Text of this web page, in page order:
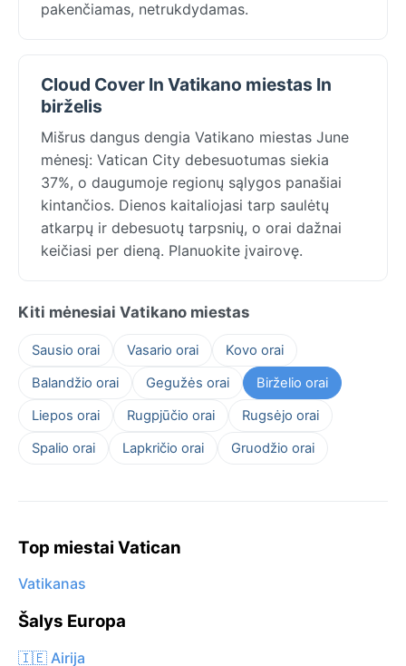
pakenčiamas, netrukdydamas.
Cloud Cover In Vatikano miestas In
birželis
Mišrus dangus dengia Vatikano miestas June
mėnesį: Vatican City debesuotumas siekia
37%, o daugumoje regionų sąlygos panašiai
kintančios. Dienos kaitaliojasi tarp saulėtų
atkarpų ir debesuotų tarpsnių, o orai dažnai
keičiasi per dieną. Planuokite įvairovę.
Kiti mėnesiai Vatikano miestas
Sausio orai Vasario orai
Kovo orai
Balandžio orai
Gegužės orai
Birželio orai
Liepos orai
Rugpjūčio orai
Rugsėjo orai
Spalio orai
Lapkričio orai Gruodžio orai
Top miestai Vatican
Vatikanas
Šalys Europa
🇮🇪 Airija